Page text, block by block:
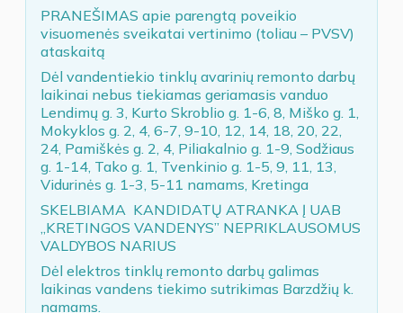
PRANEŠIMAS apie parengtą poveikio
visuomenės sveikatai vertinimo (toliau – PVSV)
ataskaitą
Dėl vandentiekio tinklų avarinių remonto darbų
laikinai nebus tiekiamas geriamasis vanduo
Lendimų g. 3, Kurto Skroblio g. 1-6, 8, Miško g. 1,
Mokyklos g. 2, 4, 6-7, 9-10, 12, 14, 18, 20, 22,
24, Pamiškės g. 2, 4, Piliakalnio g. 1-9, Sodžiaus
g. 1-14, Tako g. 1, Tvenkinio g. 1-5, 9, 11, 13,
Vidurinės g. 1-3, 5-11 namams, Kretinga
SKELBIAMA KANDIDATŲ ATRANKA Į UAB
„KRETINGOS VANDENYS” NEPRIKLAUSOMUS
VALDYBOS NARIUS
Dėl elektros tinklų remonto darbų galimas
laikinas vandens tiekimo sutrikimas Barzdžių k.
namams.